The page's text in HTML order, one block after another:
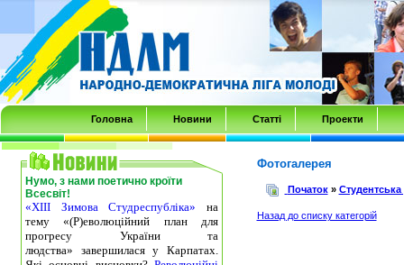
Transmenu
powered
by
JoomlArt.com
-
Mambo
Joomla
Professional
Templates
Club
Головна Новини Статті Проекти
Нумо, з нами поетично кроїти
Всесвіт!
«ХІІІ Зимова Студреспубліка» на
тему «(Р)еволюційний план для
прогресу України та
людства» завершилася у Карпатах.
Фотогалерея
Початок» Студентська
Назад до списку категорій